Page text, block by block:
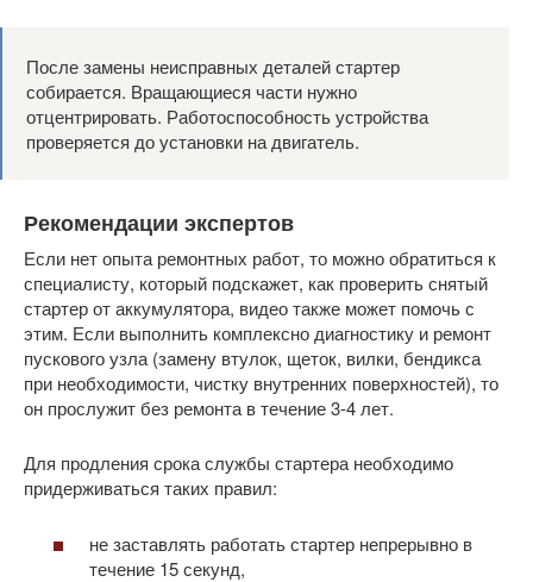
После замены неисправных деталей стартер
собирается. Вращающиеся части нужно
отцентрировать. Работоспособность устройства
проверяется до установки на двигатель.
Рекомендации экспертов
Если нет опыта ремонтных работ, то можно обратиться к
специалисту, который подскажет, как проверить снятый
стартер от аккумулятора, видео также может помочь с
этим. Если выполнить комплексно диагностику и ремонт
пускового узла (замену втулок, щеток, вилки, бендикса
при необходимости, чистку внутренних поверхностей), то
он прослужит без ремонта в течение 3-4 лет.
Для продления срока службы стартера необходимо
придерживаться таких правил:
не заставлять работать стартер непрерывно в
течение 15 секунд,